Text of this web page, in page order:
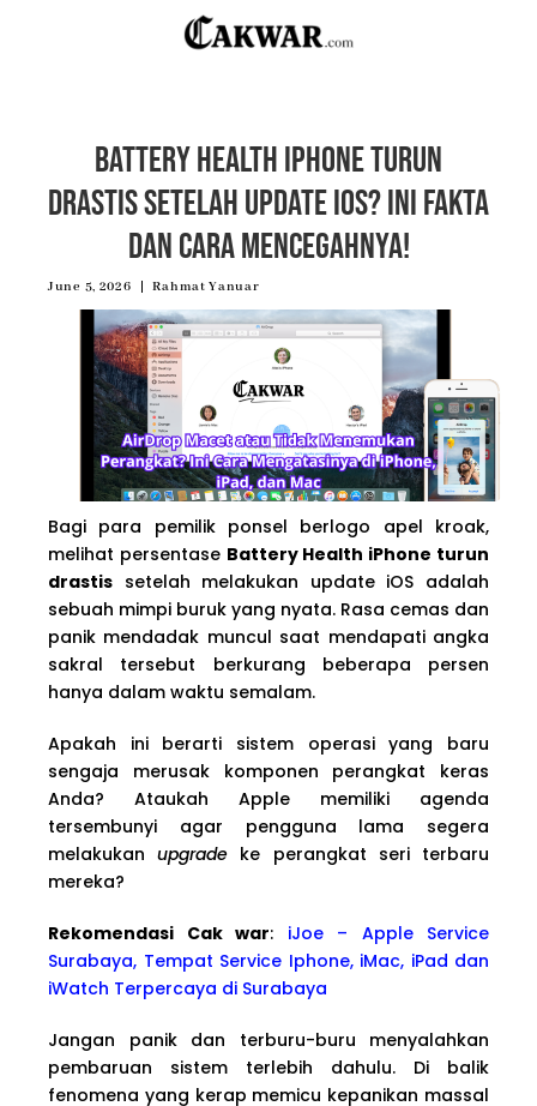
Battery Health iPhone Turun
Drastis Setelah Update iOS? Ini Fakta
dan Cara Mencegahnya!
June 5, 2026 Rahmat Yanuar
Bagi para pemilik ponsel berlogo apel kroak,
melihat persentase Battery Health iPhone turun
drastis setelah melakukan update iOS adalah
sebuah mimpi buruk yang nyata. Rasa cemas dan
panik mendadak muncul saat mendapati angka
sakral tersebut berkurang beberapa persen
hanya dalam waktu semalam.
Apakah ini berarti sistem operasi yang baru
sengaja merusak komponen perangkat keras
Anda? Ataukah Apple memiliki agenda
tersembunyi agar pengguna lama segera
melakukanupgrade ke perangkat seri terbaru
mereka?
Rekomendasi Cak war: iJoe – Apple Service
Surabaya, Tempat Service Iphone, iMac, iPad dan
iWatch Terpercaya di Surabaya
Jangan panik dan terburu-buru menyalahkan
pembaruan sistem terlebih dahulu. Di balik
fenomena yang kerap memicu kepanikan massal